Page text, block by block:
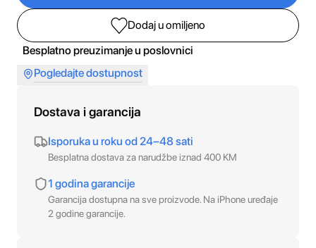
Dodaj u omiljeno
Besplatno preuzimanje u poslovnici
Pogledajte dostupnost
Dostava i garancija
Isporuka u roku od 24–48 sati
Besplatna dostava za narudžbe iznad 400 KM
1 godina garancije
Garancija dostupna na sve proizvode. Na iPhone uređaje
2 godine garancije.